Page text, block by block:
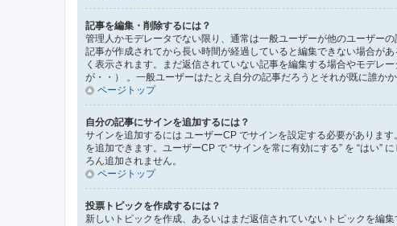
記事を編集・削除するには？
管理人かモデレータでない限り、通常は一般ユーザーが他のユーザー
記事が作成されてから長い時間が経過していると編集できない場合が
く表示されます。まだ返信されていない記事を編集する場合やモデレ
が・・） 。一般ユーザーはたとえ自分の記事だろうとそれが既に誰か
ページトップ
自分の記事にサインを追加するには？
サインを追加するには ユーザーCP でサインを設定する必要がありま
を追加できます。ユーザーCP で “サインを常に有効にする” を “はい”
ろん追加されません。
ページトップ
投票トピックを作成するには？
新しいトピックを作成、あるいはまだ返信されていないトピックを編